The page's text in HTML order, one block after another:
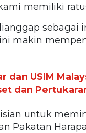
memiliki
sebagai
makin
dan USIM
dan
untuk
Pakatan